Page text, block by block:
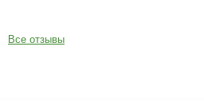
Все отзывы